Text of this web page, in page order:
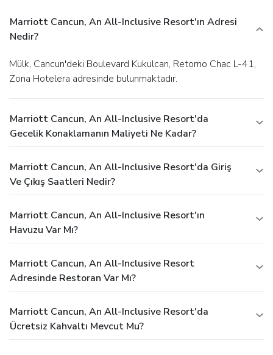
Marriott Cancun, An All-Inclusive Resort'ın Adresi
Nedir?
Mülk, Cancun'deki Boulevard Kukulcan, Retorno Chac L-41,
Zona Hotelera adresinde bulunmaktadır.
Marriott Cancun, An All-Inclusive Resort'da
Gecelik Konaklamanın Maliyeti Ne Kadar?
Marriott Cancun, An All-Inclusive Resort'da Giriş
Ve Çıkış Saatleri Nedir?
Marriott Cancun, An All-Inclusive Resort'ın
Havuzu Var Mı?
Marriott Cancun, An All-Inclusive Resort
Adresinde Restoran Var Mı?
Marriott Cancun, An All-Inclusive Resort'da
Ücretsiz Kahvaltı Mevcut Mu?